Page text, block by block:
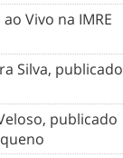
Vivo na IMRE
Silva, publicado
publicado